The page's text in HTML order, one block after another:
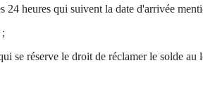
24 heures qui suivent la date d'arrivée
se réserve le droit de réclamer le solde au